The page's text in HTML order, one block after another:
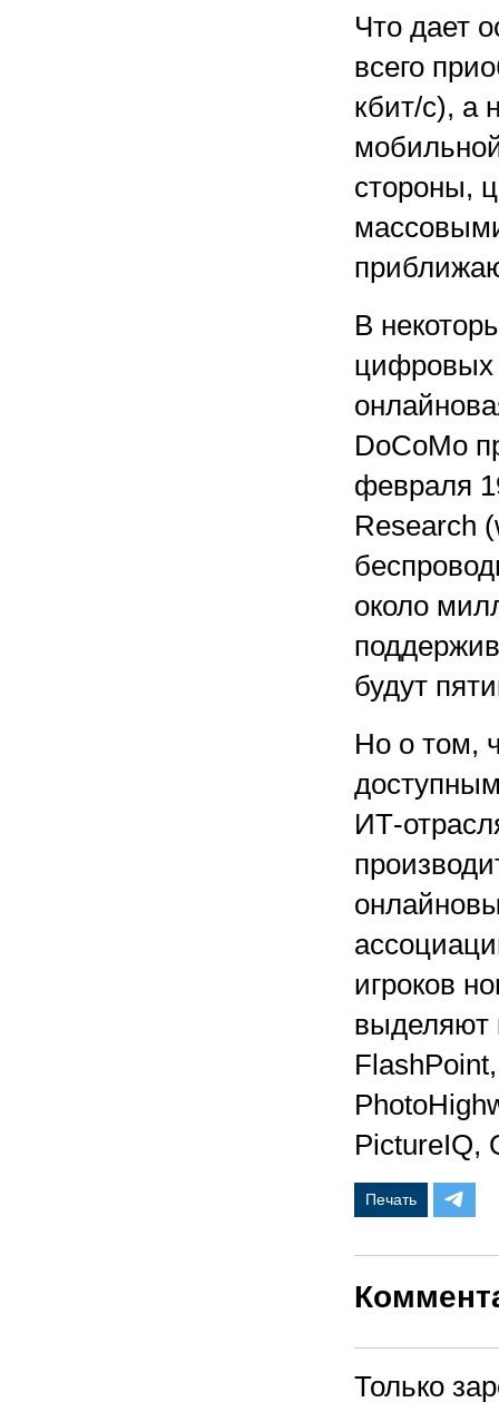
Что дает
всего
кбит/с), а
стороны,
В
цифровых
DoCoMo
февраля
Research
около
будут
Но о том,
ИТ-
игроков
выделяют
PictureIQ,
Печать
Только